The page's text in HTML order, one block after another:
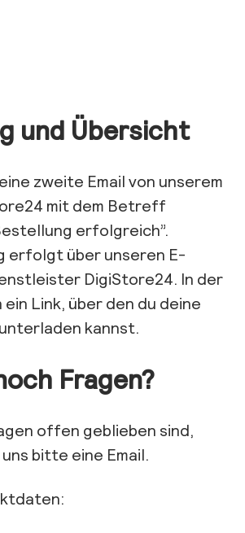
und Übersicht
zweite Email von unserem
mit dem Betreff
erfolgreich”.
erfolgt über unseren E-
DigiStore24. In der
ein Link, über den du deine
kannst.
Fragen?
offen geblieben sind,
bitte eine Email.